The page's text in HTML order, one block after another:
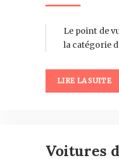
Le point de
la catégorie
LIRE LA SUITE
Voitures